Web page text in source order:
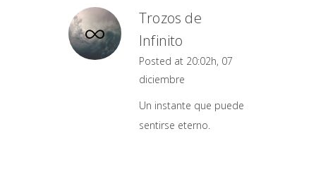
Trozos de
Infinito
Posted at 20:02h, 07
diciembre
Un instante que puede
sentirse eterno.